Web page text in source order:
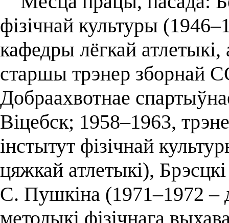
фізічнай культуры
кафедры лёгкай
старшы трэнер зборнай
Добраахвотнае
Віцебск; 1958–1963,
інстытут фізічнай
цяжкай атлетыкі),
С. Пушкіна (1971–1972 –
методыкі фізічнага